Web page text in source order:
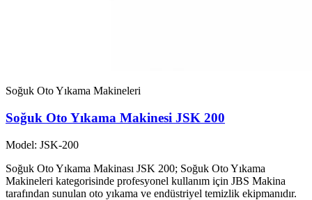
Soğuk Oto Yıkama Makineleri
Soğuk Oto Yıkama Makinesi JSK 200
Model: JSK-200
Soğuk Oto Yıkama Makinası JSK 200; Soğuk Oto Yıkama
Makineleri kategorisinde profesyonel kullanım için JBS Makina
tarafından sunulan oto yıkama ve endüstriyel temizlik ekipmanıdır.